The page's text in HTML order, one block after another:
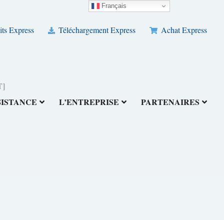
Express Téléchargement Express Achat Express
L’ENTREPRISE PARTENAIRES
Français